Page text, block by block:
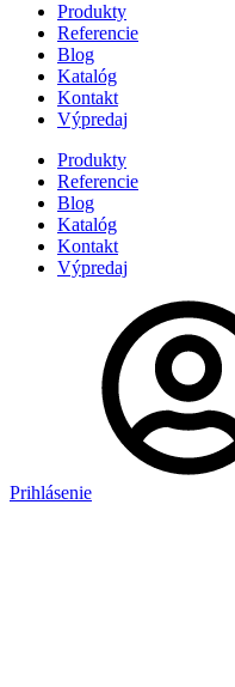
Produkty
Referencie
Blog
Katalóg
Kontakt
Výpredaj
Produkty
Referencie
Blog
Katalóg
Kontakt
Výpredaj
Prihlásenie